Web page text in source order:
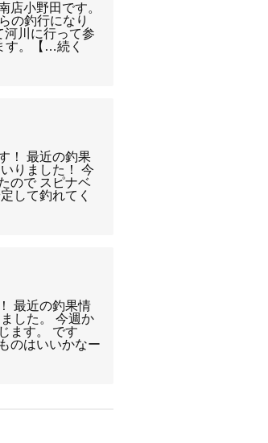
店小野田です。
の釣行になり
河川に行って参
す。【…続く
！ 最近の釣果
りました！ 今
ので スピナベ
して釣れてく
最近の釣果情
した。 今週か
ます。 です
のはいいかなー